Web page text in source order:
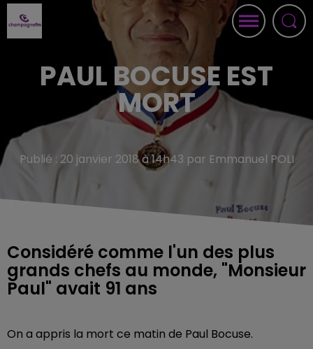
PAUL BOCUSE EST
MORT
Publié : 20 janvier 2018 à 14h43 par Emmanuel POLI
Considéré comme l'un des plus
grands chefs au monde, "Monsieur
Paul" avait 91 ans
On a appris la mort ce matin de Paul Bocuse.